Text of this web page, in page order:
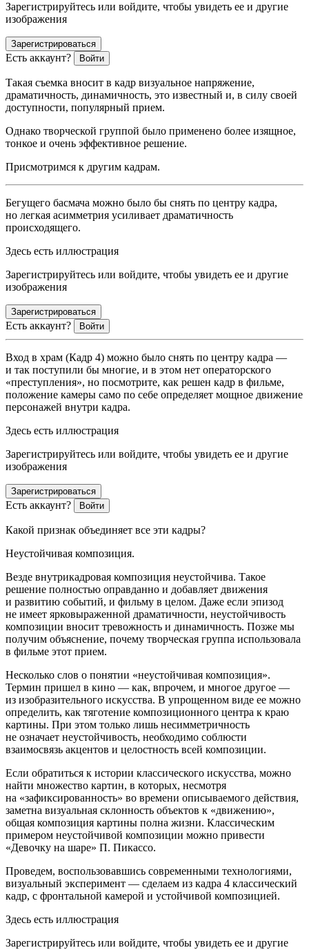
Зарегистрируйтесь или войдите, чтобы увидеть ее и другие
изображения
Зарегистрироваться
Есть аккаунт? Войти
Такая съемка вносит в кадр визуальное напряжение,
драматичность, динамичность, это известный и, в силу своей
доступности, популярный прием.
Однако творческой группой было применено более изящное,
тонкое и очень эффективное решение.
Присмотримся к другим кадрам.
Бегущего басмача можно было бы снять по центру кадра,
но легкая асимметрия усиливает драматичность
происходящего.
Здесь есть иллюстрация
Зарегистрируйтесь или войдите, чтобы увидеть ее и другие
изображения
Зарегистрироваться
Есть аккаунт? Войти
Вход в храм (Кадр 4) можно было снять по центру кадра —
и так поступили бы многие, и в этом нет операторского
«преступления», но посмотрите, как решен кадр в фильме,
положение камеры само по себе определяет мощное движение
персонажей внутри кадра.
Здесь есть иллюстрация
Зарегистрируйтесь или войдите, чтобы увидеть ее и другие
изображения
Зарегистрироваться
Есть аккаунт? Войти
Какой признак объединяет все эти кадры?
Неустойчивая композиция.
Везде внутрикадровая композиция неустойчива. Такое
решение полностью оправданно и добавляет движения
и развитию событий, и фильму в целом. Даже если эпизод
не имеет ярковыраженной драматичности, неустойчивость
композиции вносит тревожность и динамичность. Позже мы
получим объяснение, почему творческая группа использовала
в фильме этот прием.
Несколько слов о понятии «неустойчивая композиция».
Термин пришел в кино — как, впрочем, и многое другое —
из изобразительного искусства. В упрощенном виде ее можно
определить, как тяготение композиционного центра к краю
картины. При этом только лишь несимметричность
не означает неустойчивость, необходимо соблюсти
взаимосвязь акцентов и целостность всей композиции.
Если обратиться к истории классического искусства, можно
найти множество картин, в которых, несмотря
на «зафиксированность» во времени описываемого действия,
заметна визуальная склонность объектов к «движению»,
общая композиция картины полна жизни. Классическим
примером неустойчивой композиции можно привести
«Девочку на шаре» П. Пикассо.
Проведем, воспользовавшись современными технологиями,
визуальный эксперимент — сделаем из кадра 4 классический
кадр, с фронтальной камерой и устойчивой композицией.
Здесь есть иллюстрация
Зарегистрируйтесь или войдите, чтобы увидеть ее и другие